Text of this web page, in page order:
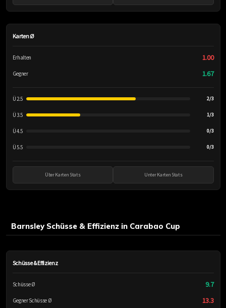
Karten Ø
Erhalten 1.00
Gegner 1.67
Ü 2.5 2/3
Ü 3.5 1/3
Ü 4.5 0/3
Ü 5.5 0/3
Über Karten Stats Unter Karten Stats
Barnsley Schüsse & Effizienz in Carabao Cup
Schüsse & Effizienz
Schüsse Ø 9.7
Gegner Schüsse Ø 13.3